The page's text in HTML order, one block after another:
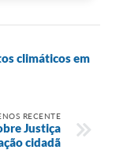
climáticos em
RECENTE
Justiça
cidadã